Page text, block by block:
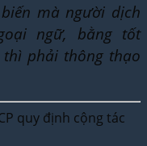
mà người dịch
ngữ, bằng tốt
phải thông thạo
quy định cộng tác